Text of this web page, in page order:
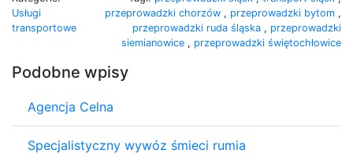
Usługi
transportowe
przeprowadzki chorzów , przeprowadzki bytom ,
przeprowadzki ruda śląska , przeprowadzki
siemianowice , przeprowadzki świętochłowice
Podobne wpisy
Agencja Celna
Specjalistyczny wywóz śmieci rumia